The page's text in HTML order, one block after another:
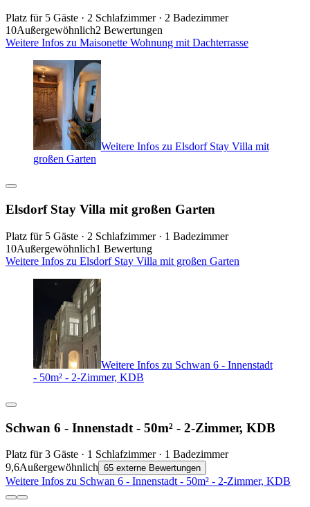
Platz für 5 Gäste · 2 Schlafzimmer · 2 Badezimmer
10Außergewöhnlich2 Bewertungen
Weitere Infos zu Maisonette Wohnung mit Dachterrasse
Weitere Infos zu Elsdorf Stay Villa mit
großen Garten
Elsdorf Stay Villa mit großen Garten
Platz für 5 Gäste · 2 Schlafzimmer · 1 Badezimmer
10Außergewöhnlich1 Bewertung
Weitere Infos zu Elsdorf Stay Villa mit großen Garten
Weitere Infos zu Schwan 6 - Innenstadt
- 50m² - 2-Zimmer, KDB
Schwan 6 - Innenstadt - 50m² - 2-Zimmer, KDB
Platz für 3 Gäste · 1 Schlafzimmer · 1 Badezimmer
9,6Außergewöhnlich 65 externe Bewertungen
Weitere Infos zu Schwan 6 - Innenstadt - 50m² - 2-Zimmer, KDB